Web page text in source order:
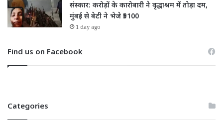
संस्कार: करोड़ों के कारोबारी ने वृद्धाश्रम में तोड़ा दम,
मुंबई से बेटी ने भेजे ₹5100
1 day ago
Find us on Facebook
Categories